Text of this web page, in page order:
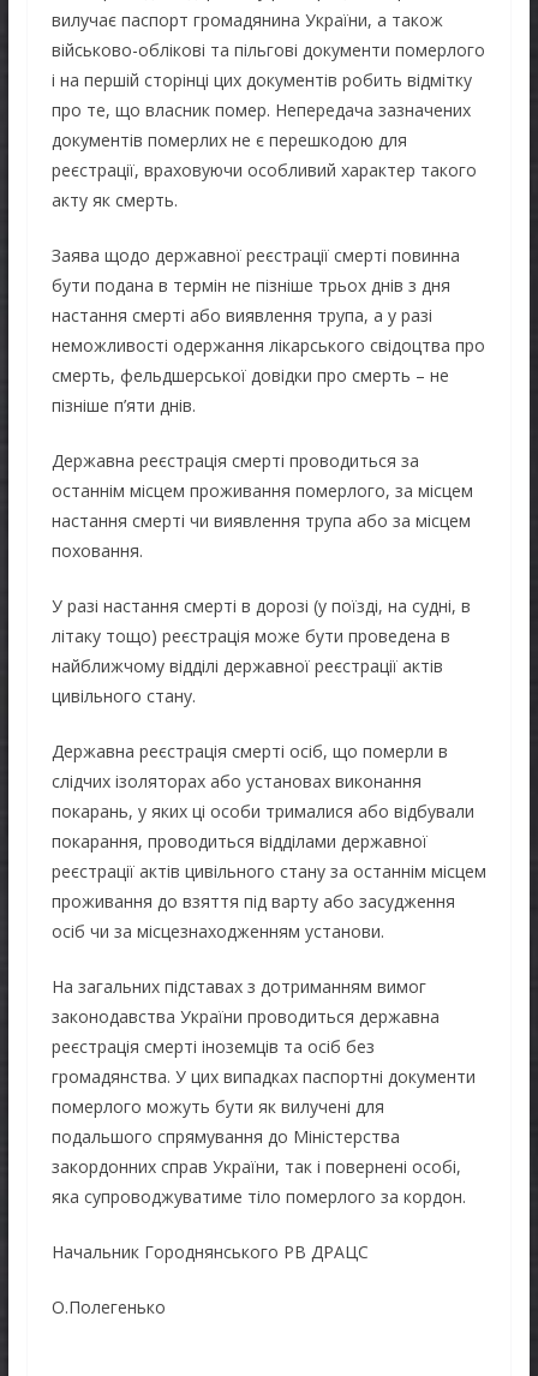
вилучає паспорт громадянина України, а також
військово-облікові та пільгові документи померлого
і на першій сторінці цих документів робить відмітку
про те, що власник помер. Непередача зазначених
документів померлих не є перешкодою для
реєстрації, враховуючи особливий характер такого
акту як смерть.
Заява щодо державної реєстрації смерті повинна
бути подана в термін не пізніше трьох днів з дня
настання смерті або виявлення трупа, а у разі
неможливості одержання лікарського свідоцтва про
смерть, фельдшерської довідки про смерть – не
пізніше п’яти днів.
Державна реєстрація смерті проводиться за
останнім місцем проживання померлого, за місцем
настання смерті чи виявлення трупа або за місцем
поховання.
У разі настання смерті в дорозі (у поїзді, на судні, в
літаку тощо) реєстрація може бути проведена в
найближчому відділі державної реєстрації актів
цивільного стану.
Державна реєстрація смерті осіб, що померли в
слідчих ізоляторах або установах виконання
покарань, у яких ці особи трималися або відбували
покарання, проводиться відділами державної
реєстрації актів цивільного стану за останнім місцем
проживання до взяття під варту або засудження
осіб чи за місцезнаходженням установи.
На загальних підставах з дотриманням вимог
законодавства України проводиться державна
реєстрація смерті іноземців та осіб без
громадянства. У цих випадках паспортні документи
померлого можуть бути як вилучені для
подальшого спрямування до Міністерства
закордонних справ України, так і повернені особі,
яка супроводжуватиме тіло померлого за кордон.
Начальник Городнянського РВ ДРАЦС
О.Полегенько